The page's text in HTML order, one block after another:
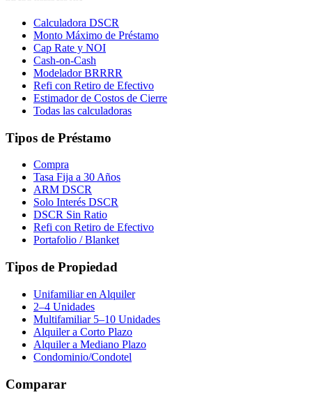
Calculadora DSCR
Monto Máximo de Préstamo
Cap Rate y NOI
Cash-on-Cash
Modelador BRRRR
Refi con Retiro de Efectivo
Estimador de Costos de Cierre
Todas las calculadoras
Tipos de Préstamo
Compra
Tasa Fija a 30 Años
ARM DSCR
Solo Interés DSCR
DSCR Sin Ratio
Refi con Retiro de Efectivo
Portafolio / Blanket
Tipos de Propiedad
Unifamiliar en Alquiler
2–4 Unidades
Multifamiliar 5–10 Unidades
Alquiler a Corto Plazo
Alquiler a Mediano Plazo
Condominio/Condotel
Comparar